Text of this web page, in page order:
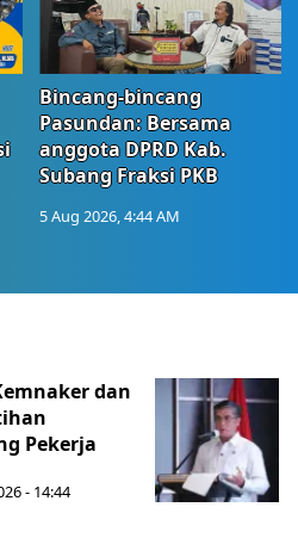
Bincang-bincang
Pasundan: Bersama
anggota DPRD Kab.
Subang Fraksi PKB
5 Aug 2026, 4:44 AM
dan
Pekerja
- 14:44